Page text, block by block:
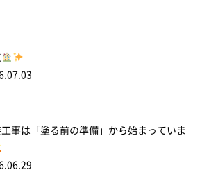
事は「塗る前の準備」から始まっていま